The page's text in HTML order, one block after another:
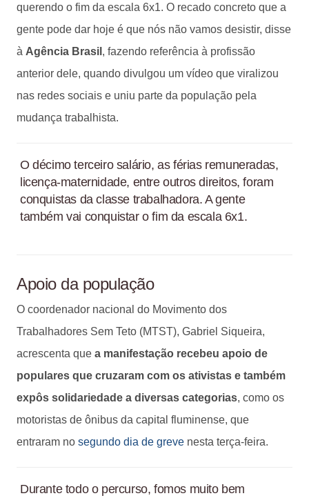
querendo o fim da escala 6x1. O recado concreto que a
gente pode dar hoje é que nós não vamos desistir, disse
à Agência Brasil , fazendo referência à profissão
anterior dele, quando divulgou um vídeo que viralizou
nas redes sociais e uniu parte da população pela
mudança trabalhista.
O décimo terceiro salário, as férias remuneradas,
licença-maternidade, entre outros direitos, foram
conquistas da classe trabalhadora. A gente
também vai conquistar o fim da escala 6x1.
Apoio da população
O coordenador nacional do Movimento dos
Trabalhadores Sem Teto (MTST), Gabriel Siqueira,
acrescenta que a manifestação recebeu apoio de
populares que cruzaram com os ativistas e também
expôs solidariedade a diversas categorias, como os
motoristas de ônibus da capital fluminense, que
entraram no segundo dia de greve nesta terça-feira.
Durante todo o percurso, fomos muito bem